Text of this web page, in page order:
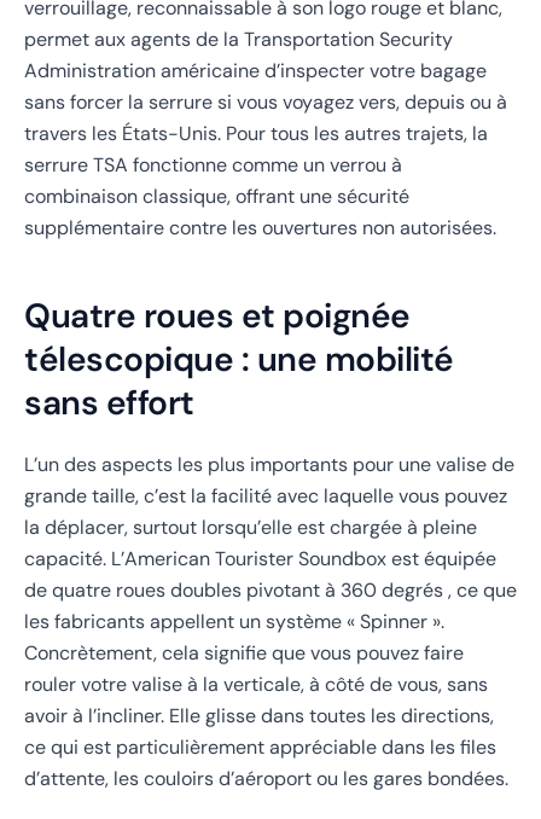
verrouillage, reconnaissable à son logo rouge et blanc,
permet aux agents de la Transportation Security
Administration américaine d’inspecter votre bagage
sans forcer la serrure si vous voyagez vers, depuis ou à
travers les États-Unis. Pour tous les autres trajets, la
serrure TSA fonctionne comme un verrou à
combinaison classique, offrant une sécurité
supplémentaire contre les ouvertures non autorisées.
Quatre roues et poignée
télescopique : une mobilité
sans effort
L’un des aspects les plus importants pour une valise de
grande taille, c’est la facilité avec laquelle vous pouvez
la déplacer, surtout lorsqu’elle est chargée à pleine
capacité. L’American Tourister Soundbox est équipée
de quatre roues doubles pivotant à 360 degrés , ce que
les fabricants appellent un système « Spinner ».
Concrètement, cela signifie que vous pouvez faire
rouler votre valise à la verticale, à côté de vous, sans
avoir à l’incliner. Elle glisse dans toutes les directions,
ce qui est particulièrement appréciable dans les files
d’attente, les couloirs d’aéroport ou les gares bondées.